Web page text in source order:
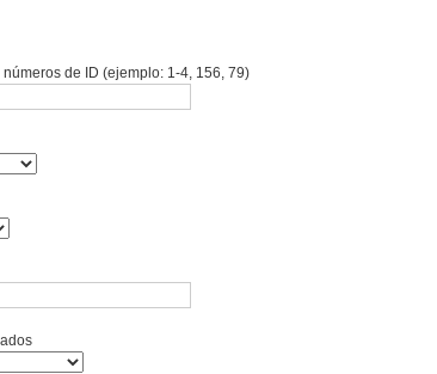
de ID (ejemplo: 1-4, 156, 79)